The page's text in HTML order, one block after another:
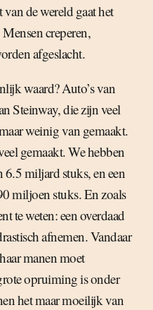
de wereld gaat het
creperen,
afgeslacht.
waard? Auto’s van
Steinway, die zijn veel
weinig van gemaakt.
gemaakt. We hebben
miljard stuks, en een
miljoen stuks. En zoals
te weten: een overdaad
afnemen. Vandaar
manen moet
opruiming is onder
het maar moeilijk van